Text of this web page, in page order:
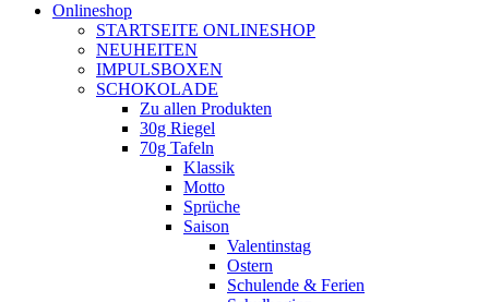
Onlineshop
STARTSEITE ONLINESHOP
NEUHEITEN
IMPULSBOXEN
SCHOKOLADE
Zu allen Produkten
30g Riegel
70g Tafeln
Klassik
Motto
Sprüche
Saison
Valentinstag
Ostern
Schulende & Ferien